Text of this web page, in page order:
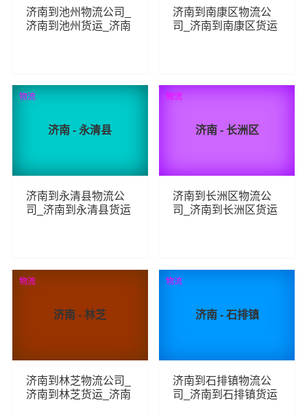
济南到池州物流公司_
济南到池州货运_济南
266 查看详细
济南到南康区物流公
司_济南到南康区货运
71 查看详细
济南 - 永清县
济南到永清县物流公
司_济南到永清县货运
72 查看详细
物流
济南 - 长洲区
济南到长洲区物流公
司_济南到长洲区货运
96 查看详细
物流
济南 - 林芝
济南到林芝物流公司_
济南到林芝货运_济南
物流
济南 - 石排镇
济南到石排镇物流公
司_济南到石排镇货运
物流